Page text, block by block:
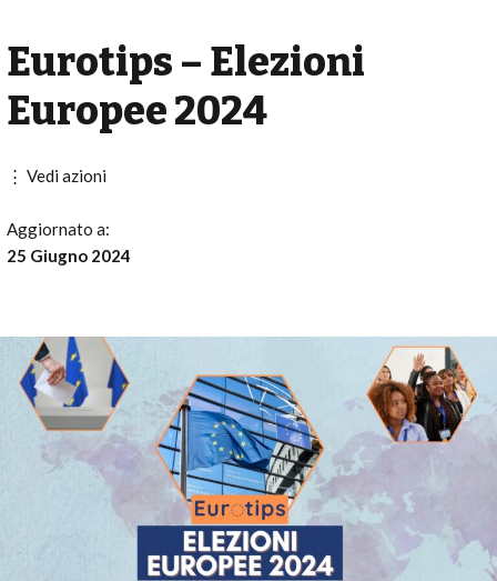
Eurotips – Elezioni
Europee 2024
⋮ Vedi azioni
Aggiornato a:
25 Giugno 2024